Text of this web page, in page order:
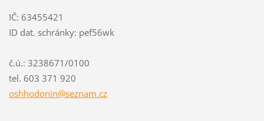
IČ: 63455421
ID dat. schránky: pef56wk
č.ú.: 3238671/0100
tel. 603 371 920
oshhodonin@seznam.cz